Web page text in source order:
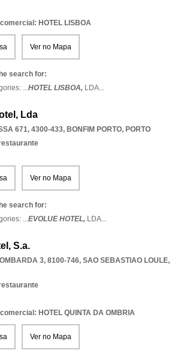
HOTEL LISBOA
Ver no Mapa
search for:
...HOTEL LISBOA, LDA...
Lda
671, 4300-433, BONFIM PORTO, PORTO
Ver no Mapa
search for:
...EVOLUE HOTEL, LDA...
S.a.
3, 8100-746, SAO SEBASTIAO LOULE,
HOTEL QUINTA DA OMBRIA
Ver no Mapa